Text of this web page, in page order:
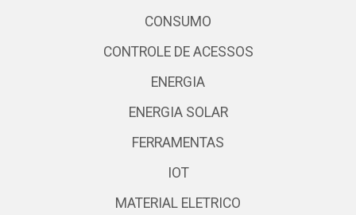
CONSUMO
CONTROLE DE ACESSOS
ENERGIA
ENERGIA SOLAR
FERRAMENTAS
IOT
MATERIAL ELETRICO